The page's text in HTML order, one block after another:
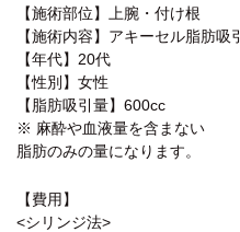
【施術部位】上腕・付け根
【施術内容】アキーセル脂肪吸引
【年代】20代
【性別】女性
【脂肪吸引量】600cc
※ 麻酔や血液量を含まない
脂肪のみの量になります。
【費用】
<シリンジ法>